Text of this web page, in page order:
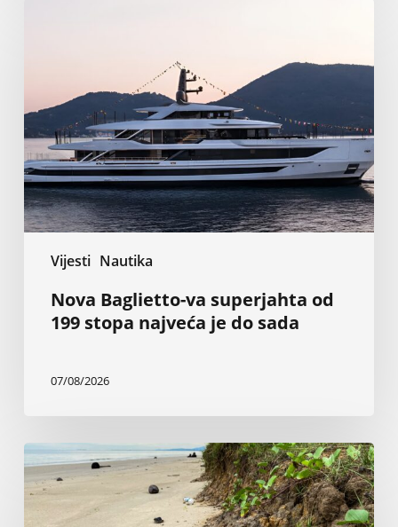
Vijesti Nautika
199
stopa
najveća
je
do
sada
Nova Baglietto-va superjahta od
199 stopa najveća je do sada
07/08/2026
Inženjer
tvrdi
da